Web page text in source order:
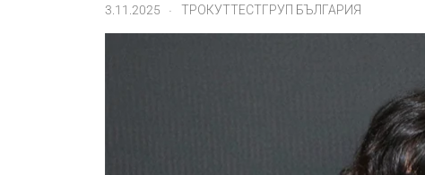
3.11.2025 ТРОКУТТЕСТГРУП БЪЛГАРИЯ